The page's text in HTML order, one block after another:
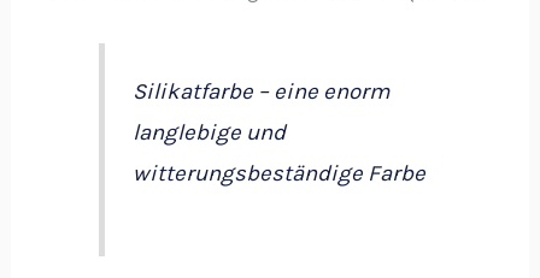
Silikatfarbe – eine enorm
langlebige und
witterungsbeständige Farbe